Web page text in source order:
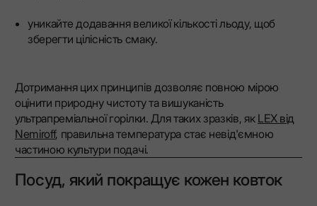
уникайте додавання великої кількості льоду, щоб
зберегти цілісність смаку.
Дотримання цих принципів дозволяє повною мірою
оцінити природну чистоту та вишуканість
ультрапреміальної горілки. Для таких зразків, як LEX від
Nemiroff, правильна температура стає невід'ємною
частиною культури подачі.
Посуд, який покращує кожен ковток